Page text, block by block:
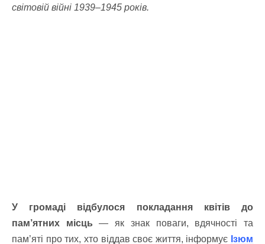
світовій війні 1939–1945 років.
У громаді відбулося покладання квітів до
пам’ятних місць — як знак поваги, вдячності та
пам’яті про тих, хто віддав своє життя, інформує Ізюм